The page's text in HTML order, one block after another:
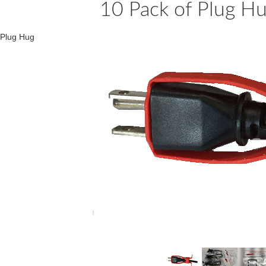
10 Pack of Plug
Plug Hug